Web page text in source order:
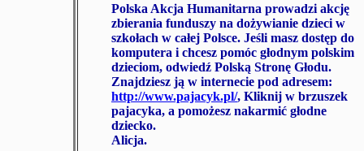
Polska Akcja Humanitarna prowadzi akcję
zbierania funduszy na dożywianie dzieci w
szkołach w całej Polsce. Jeśli masz dostęp do
komputera i chcesz pomóc głodnym polskim
dzieciom, odwiedź Polską Stronę Głodu.
Znajdziesz ją w internecie pod adresem:
http://www.pajacyk.pl/, Kliknij w brzuszek
pajacyka, a pomożesz nakarmić głodne
dziecko.
Alicja.